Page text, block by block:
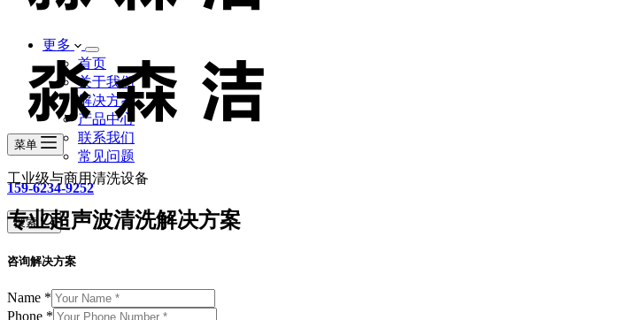
更多
首页
关于我们
解决方案
产品中心
联系我们
常见问题
159-6234-9252
搜索
菜单
工业级与商用清洗设备
专业超声波清洗解决方案
咨询解决方案
Name *
Phone *